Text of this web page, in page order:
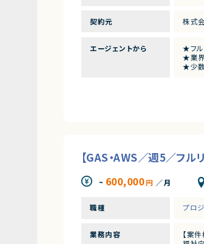
・裁
・新
契約元 株式
エージェントから
★フル
★業界
★少数
【GAS・AWS／週5／フ
~ 600,000円 ／月
職種 プロ
業務内容
【案件